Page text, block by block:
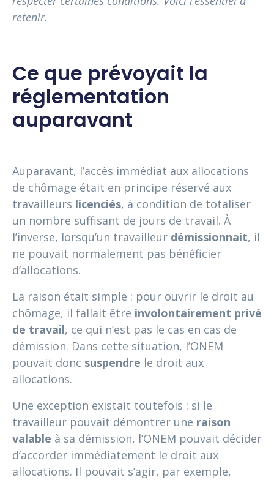
retenir.
Ce que prévoyait la
réglementation
auparavant
Auparavant, l’accès immédiat aux allocations
de chômage était en principe réservé aux
travailleurs licenciés, à condition de totaliser
un nombre suffisant de jours de travail. À
l’inverse, lorsqu’un travailleur démissionnait, il
ne pouvait normalement pas bénéficier
d’allocations.
La raison était simple : pour ouvrir le droit au
chômage, il fallait être involontairement privé
de travail, ce qui n’est pas le cas en cas de
démission. Dans cette situation, l’ONEM
pouvait donc suspendre le droit aux
allocations.
Une exception existait toutefois : si le
travailleur pouvait démontrer une raison
valable à sa démission, l’ONEM pouvait décider
d’accorder immédiatement le droit aux
allocations. Il pouvait s’agir, par exemple,